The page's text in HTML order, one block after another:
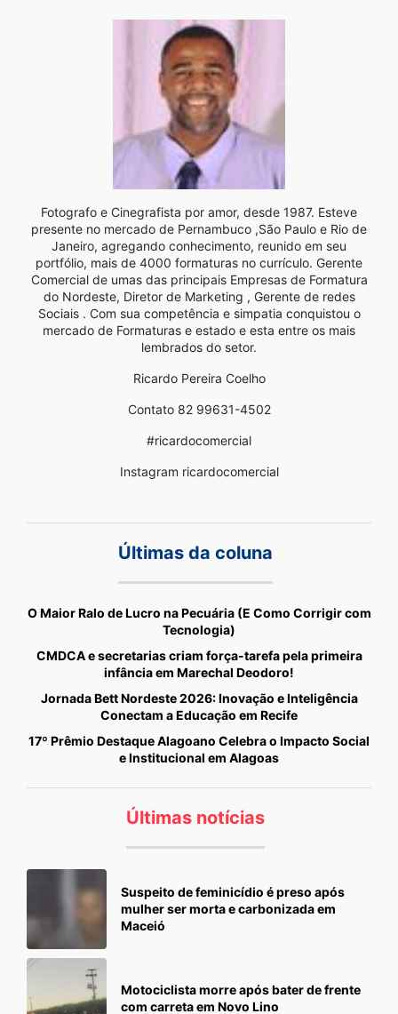
Fotografo e Cinegrafista por amor, desde 1987. Esteve
presente no mercado de Pernambuco ,São Paulo e Rio de
Janeiro, agregando conhecimento, reunido em seu
portfólio, mais de 4000 formaturas no currículo. Gerente
Comercial de umas das principais Empresas de Formatura
do Nordeste, Diretor de Marketing , Gerente de redes
Sociais . Com sua competência e simpatia conquistou o
mercado de Formaturas e estado e esta entre os mais
lembrados do setor.
Ricardo Pereira Coelho
Contato 82 99631-4502
#ricardocomercial
Instagram ricardocomercial
Últimas da coluna
O Maior Ralo de Lucro na Pecuária (E Como Corrigir com
Tecnologia)
CMDCA e secretarias criam força-tarefa pela primeira
infância em Marechal Deodoro!
Jornada Bett Nordeste 2026: Inovação e Inteligência
Conectam a Educação em Recife
17º Prêmio Destaque Alagoano Celebra o Impacto Social
e Institucional em Alagoas
Últimas notícias
Suspeito de feminicídio é preso após
mulher ser morta e carbonizada em
Maceió
Motociclista morre após bater de frente
com carreta em Novo Lino